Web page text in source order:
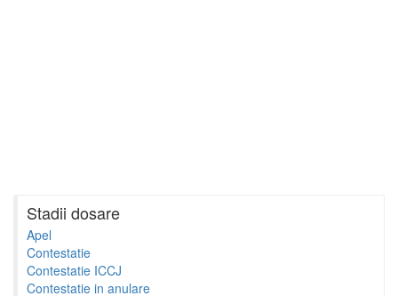
Stadii dosare
Apel
Contestatie
Contestatie ICCJ
Contestatie in anulare